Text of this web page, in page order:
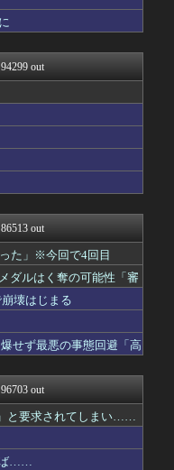
ンビリバボー｜...
ん | スマブ...
報！
チスロ.com
る
羅場・恋愛...
とめニュース♪
ヤクルトスワロ...
NEWS
このサイト?
スちゃんねる
ム+αブ...
報＠2ちゃんね...
る
out
out
た」※今回で4回目
ダルはく奪の可能性「審
壊はじまる
せず最悪の事態回避「高
out
と要求されてしまい……
ば……